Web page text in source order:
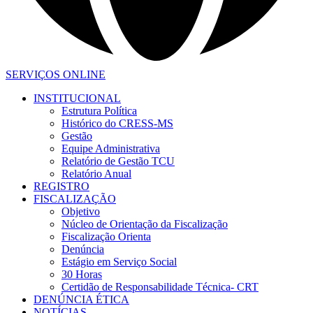
SERVIÇOS ONLINE
INSTITUCIONAL
Estrutura Política
Histórico do CRESS-MS
Gestão
Equipe Administrativa
Relatório de Gestão TCU
Relatório Anual
REGISTRO
FISCALIZAÇÃO
Objetivo
Núcleo de Orientação da Fiscalização
Fiscalização Orienta
Denúncia
Estágio em Serviço Social
30 Horas
Certidão de Responsabilidade Técnica- CRT
DENÚNCIA ÉTICA